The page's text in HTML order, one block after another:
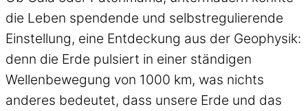
die Leben spendende und selbstregulierende
Einstellung, eine Entdeckung aus der Geophysik:
denn die Erde pulsiert in einer ständigen
Wellenbewegung von 1000 km, was nichts
anderes bedeutet, dass unsere Erde und das